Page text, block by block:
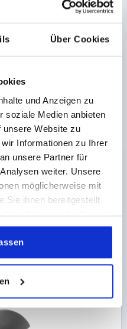
Über Cookies
und Anzeigen zu
soziale Medien anbieten
unsere Website zu
Informationen zu Ihrer
unsere Partner für
weiter. Unsere
möglicherweise mit
Sie ihnen bereitgestellt
A=51, FORM:L
VERZINKT
FORM=L
D1=15
HÖHE=25,5